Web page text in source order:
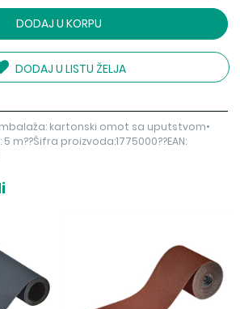
DODAJ U KORPU
DODAJ U LISTU ŽELJA
kartonski omot sa uputstvom•
5 m??Šifra proizvoda:1775000??EAN: